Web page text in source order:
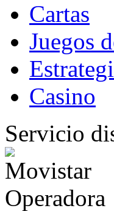
Cartas
Juegos
Casino
Servicio
Operadora